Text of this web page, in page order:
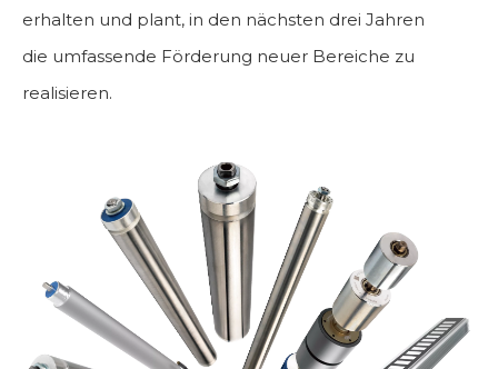
erhalten und plant, in den nächsten drei Jahren
die umfassende Förderung neuer Bereiche zu
realisieren.